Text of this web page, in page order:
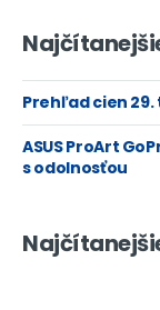
Prehľad cien 29.
ASUS ProArt
s odolnosťou